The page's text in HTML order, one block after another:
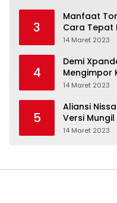
3
Manfaat
Cara Tepat
14 Maret 2023
4
Demi
Mengimpor
14 Maret 2023
5
Aliansi
Versi Mungil
14 Maret 2023